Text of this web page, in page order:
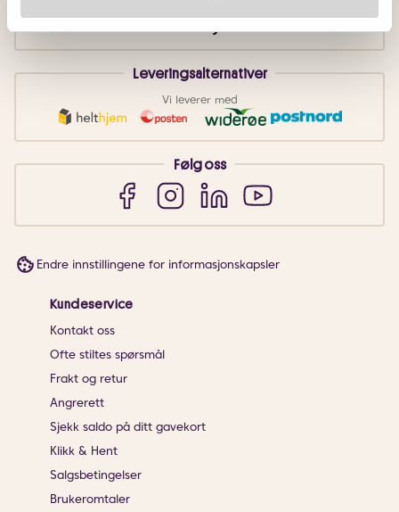
Leveringsalternativer
Vi leverer med
Følg oss
Endre innstillingene for informasjonskapsler
Kundeservice
Kontakt oss
Ofte stiltes spørsmål
Frakt og retur
Angrerett
Sjekk saldo på ditt gavekort
Klikk & Hent
Salgsbetingelser
Brukeromtaler